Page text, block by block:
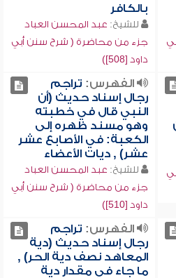
بالكافر
للشيخ: عبد المحسن العباد
جزء من محاضرة ( شرح سنن أبي
داود [508])
الفهرس: تراجم
رجال إسناد حديث (أن
النبي قال في خطبته
وهو مسند ظهره إلى
الكعبة: في الأصابع عشر
عشر) , ديات الأعضاء
للشيخ: عبد المحسن العباد
جزء من محاضرة ( شرح سنن أبي
داود [510])
الفهرس: تراجم
رجال إسناد حديث (دية
المعاهد نصف دية الحر) ,
ما جاء في مقدار دية